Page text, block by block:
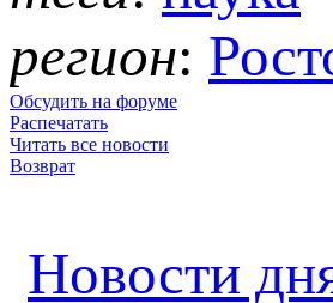
регион:
Обсудить на форуме
Распечатать
Читать все новости
Возврат
Новости